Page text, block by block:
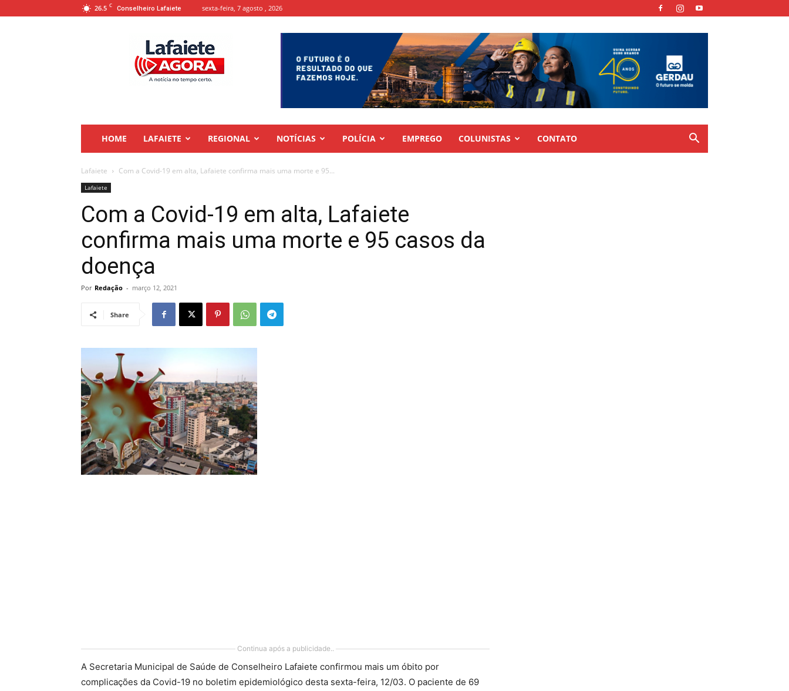
26.5 C Conselheiro Lafaiete sexta-feira, 7 agosto , 2026
HOME LAFAIETE REGIONAL NOTÍCIAS POLÍCIA EMPREGO COLUNISTAS CONTATO
Lafaiete Com a Covid-19 em alta, Lafaiete confirma mais uma morte e 95...
Lafaiete
Com a Covid-19 em alta, Lafaiete
confirma mais uma morte e 95 casos da
doença
Por Redação - março 12, 2021
Share
Continua após a publicidade..
A Secretaria Municipal de Saúde de Conselheiro Lafaiete confirmou mais um óbito por
complicações da Covid-19 no boletim epidemiológico desta sexta-feira, 12/03. O paciente de 69